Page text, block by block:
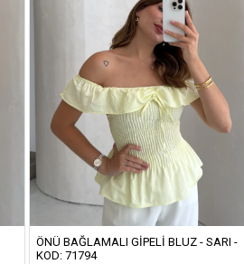
ÖNÜ BAĞLAMALI GIPELI BLUZ - SARI -
KOD: 71794